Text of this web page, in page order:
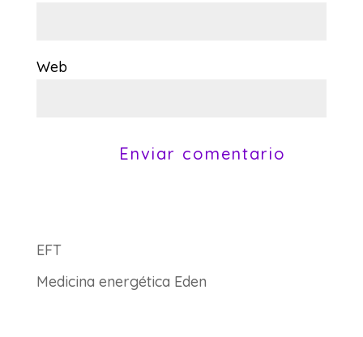
Web
EFT
Medicina energética Eden